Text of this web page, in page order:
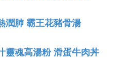
潤肺 霸王花豬骨湯
靈魂高湯粉 滑蛋牛肉丼